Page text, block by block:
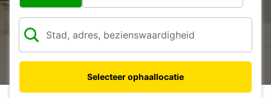
Selecteer ophaallocatie